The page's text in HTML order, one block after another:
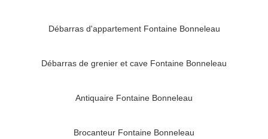
Débarras d'appartement Fontaine Bonneleau
Débarras de grenier et cave Fontaine Bonneleau
Antiquaire Fontaine Bonneleau
Brocanteur Fontaine Bonneleau